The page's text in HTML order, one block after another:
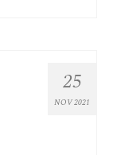
25
NOV 2021